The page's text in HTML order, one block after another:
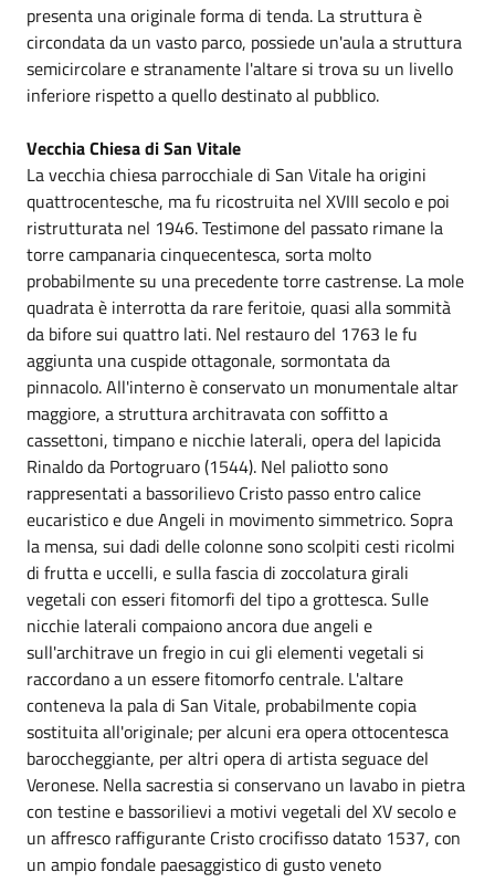
presenta una originale forma di tenda. La struttura è
circondata da un vasto parco, possiede un'aula a struttura
semicircolare e stranamente l'altare si trova su un livello
inferiore rispetto a quello destinato al pubblico.
Vecchia Chiesa di San Vitale
La vecchia chiesa parrocchiale di San Vitale ha origini
quattrocentesche, ma fu ricostruita nel XVIII secolo e poi
ristrutturata nel 1946. Testimone del passato rimane la
torre campanaria cinquecentesca, sorta molto
probabilmente su una precedente torre castrense. La mole
quadrata è interrotta da rare feritoie, quasi alla sommità
da bifore sui quattro lati. Nel restauro del 1763 le fu
aggiunta una cuspide ottagonale, sormontata da
pinnacolo. All'interno è conservato un monumentale altar
maggiore, a struttura architravata con soffitto a
cassettoni, timpano e nicchie laterali, opera del lapicida
Rinaldo da Portogruaro (1544). Nel paliotto sono
rappresentati a bassorilievo Cristo passo entro calice
eucaristico e due Angeli in movimento simmetrico. Sopra
la mensa, sui dadi delle colonne sono scolpiti cesti ricolmi
di frutta e uccelli, e sulla fascia di zoccolatura girali
vegetali con esseri fitomorfi del tipo a grottesca. Sulle
nicchie laterali compaiono ancora due angeli e
sull'architrave un fregio in cui gli elementi vegetali si
raccordano a un essere fitomorfo centrale. L'altare
conteneva la pala di San Vitale, probabilmente copia
sostituita all'originale; per alcuni era opera ottocentesca
baroccheggiante, per altri opera di artista seguace del
Veronese. Nella sacrestia si conservano un lavabo in pietra
con testine e bassorilievi a motivi vegetali del XV secolo e
un affresco raffigurante Cristo crocifisso datato 1537, con
un ampio fondale paesaggistico di gusto veneto